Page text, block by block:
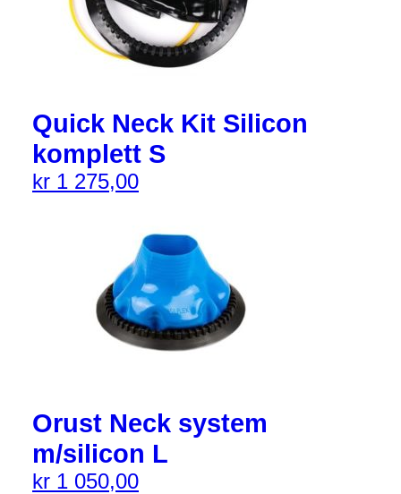
Quick Neck Kit Silicon
komplett S
kr 1 275,00
Orust Neck system
m/silicon L
kr 1 050,00